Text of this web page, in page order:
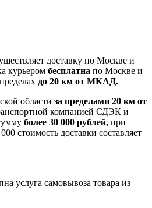
доставку по Москве и
курьером бесплатна по Москве и
до 20 км от МКАД.
области за пределами 20 км от
компанией СДЭК и
более 30 000 рублей, при
стоимость доставки составляет
услуга самовывоза товара из